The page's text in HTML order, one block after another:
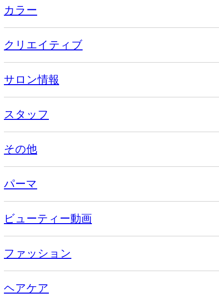
カラー
クリエイティブ
サロン情報
スタッフ
その他
パーマ
ビューティー動画
ファッション
ヘアケア